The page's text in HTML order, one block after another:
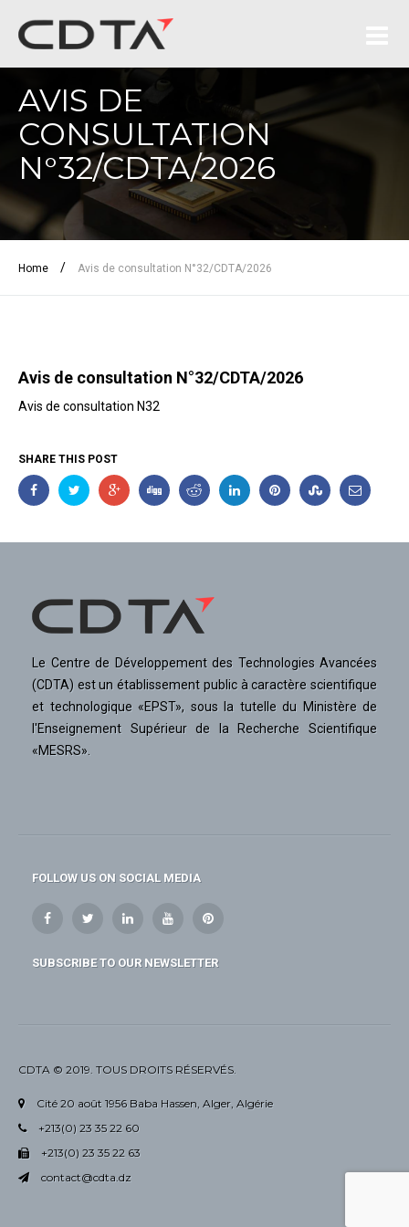
AVIS DE
CONSULTATION
N°32/CDTA/2026
Home / Avis de consultation N°32/CDTA/2026
Avis de consultation N°32/CDTA/2026
Avis de consultation N32
SHARE THIS POST
Le Centre de Développement des Technologies Avancées
(CDTA) est un établissement public à caractère scientifique
et technologique «EPST», sous la tutelle du Ministère de
l'Enseignement Supérieur de la Recherche Scientifique
«MESRS».
FOLLOW US ON SOCIAL MEDIA
SUBSCRIBE TO OUR NEWSLETTER
CDTA © 2019. TOUS DROITS RÉSERVÉS.
Cité 20 août 1956 Baba Hassen, Alger, Algérie
+213(0) 23 35 22 60
+213(0) 23 35 22 63
contact@cdta.dz